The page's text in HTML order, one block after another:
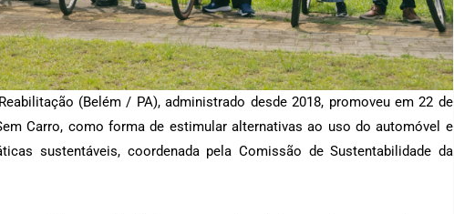
(Belém / PA), administrado desde 2018, promoveu em 22 de
Carro, como forma de estimular alternativas ao uso do automóvel e
sustentáveis, coordenada pela Comissão de Sustentabilidade da